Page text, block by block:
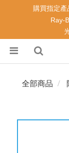
全部商品
購買指定產
Ray-